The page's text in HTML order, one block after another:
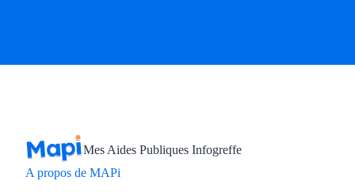
Mes Aides Publiques Infogreffe
A propos de MAPi